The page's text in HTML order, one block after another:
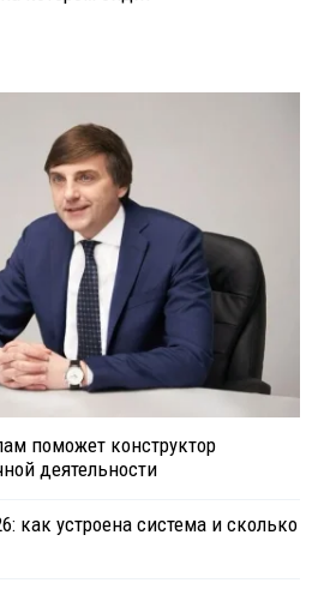
поможет конструктор
деятельности
как устроена система и сколько